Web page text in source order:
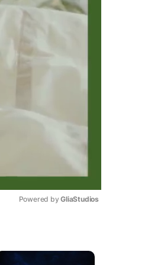
Powered by GliaStudios